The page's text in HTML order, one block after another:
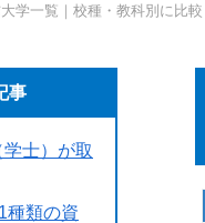
学一覧｜校種・教科別に比較
事
学士）が取
種類の資